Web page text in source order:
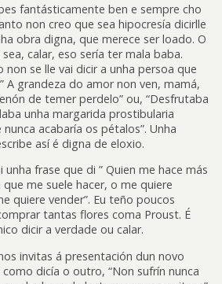
fantásticamente ben e sempre cho
non creo que sea hipocresía dicirlle
obra digna, que merece ser loado. O
calar, eso sería ter mala baba.
non se lle vai dicir a unha persoa que
A grandeza do amor non ven, mamá,
de temer perdelo” ou, “Desfrutaba
unha margarida prostibularia
acabaría os pétalos”. Unha
así é digna de eloxio.
unha frase que di ” Quien me hace más
me suele hacer, o me quiere
quiere vender”. Eu teño poucos
tantas flores coma Proust. É
dicir a verdade ou calar.
invitas á presentación dun novo
dicía o outro, “Non sufrín nunca